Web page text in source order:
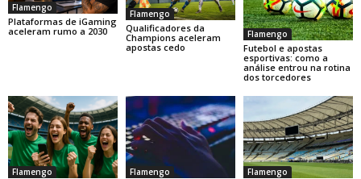
Flamengo
Plataformas de iGaming
aceleram rumo a 2030
Flamengo
Qualificadores da
Champions aceleram
apostas cedo
Flamengo
Futebol e apostas
esportivas: como a
análise entrou na rotina
dos torcedores
Flamengo Flamengo Flamengo